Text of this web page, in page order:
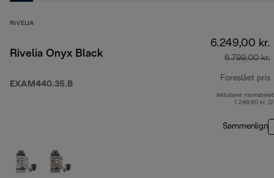
RIVELIA
Rivelia Onyx Black
EXAM440.35.B
6.249,00 kr.
6.799,00 kr.
Foreslået pris
Inkluderet
1.249,80 kr.
Sammenlign